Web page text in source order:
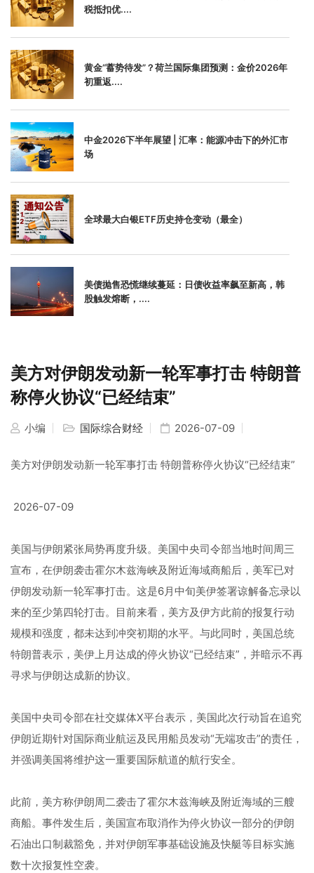
税抵扣优....
黄金“蓄势待发”？荷兰国际集团预测：金价2026年
初重返....
中金2026下半年展望 | 汇率：能源冲击下的外汇市
场
全球最大白银ETF历史持仓变动（最全）
美债抛售恐慌继续蔓延：日债收益率飙至新高，韩
股触发熔断，....
美方对伊朗发动新一轮军事打击 特朗普
称停火协议“已经结束”
小编 国际综合财经 2026-07-09
美方对伊朗发动新一轮军事打击 特朗普称停火协议“已经结束”
2026-07-09
美国与伊朗紧张局势再度升级。美国中央司令部当地时间周三
宣布，在伊朗袭击霍尔木兹海峡及附近海域商船后，美军已对
伊朗发动新一轮军事打击。这是6月中旬美伊签署谅解备忘录以
来的至少第四轮打击。目前来看，美方及伊方此前的报复行动
规模和强度，都未达到冲突初期的水平。与此同时，美国总统
特朗普表示，美伊上月达成的停火协议“已经结束”，并暗示不再
寻求与伊朗达成新的协议。
美国中央司令部在社交媒体X平台表示，美国此次行动旨在追究
伊朗近期针对国际商业航运及民用船员发动“无端攻击”的责任，
并强调美国将维护这一重要国际航道的航行安全。
此前，美方称伊朗周二袭击了霍尔木兹海峡及附近海域的三艘
商船。事件发生后，美国宣布取消作为停火协议一部分的伊朗
石油出口制裁豁免，并对伊朗军事基础设施及快艇等目标实施
数十次报复性空袭。